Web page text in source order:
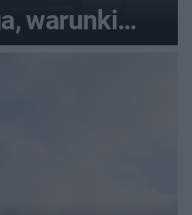
warunki